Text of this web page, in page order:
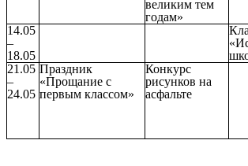
великим тем
годам»
14.05
–
18.05
21.05
–
24.05
Праздник
«Прощание с
первым классом»
Конкурс
рисунков на
асфальте